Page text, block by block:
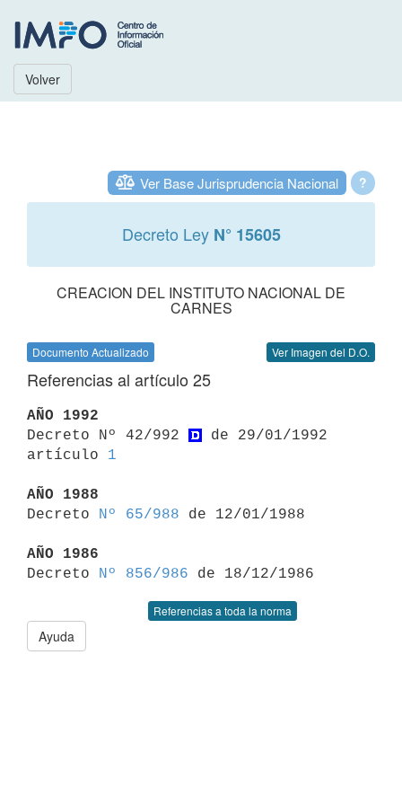
Volver
?
Ver Base Jurisprudencia Nacional
Decreto Ley N° 15605
CREACION DEL INSTITUTO NACIONAL DE
CARNES
Documento Actualizado Ver Imagen del D.O.
Referencias al artículo 25
AÑO 1992
Decreto Nº 42/992
de 29/01/1992
artículo 1
AÑO 1988
Decreto
Nº 65/988 de 12/01/1988
AÑO 1986
Decreto
Nº 856/986
Referencias a toda la norma
Ayuda